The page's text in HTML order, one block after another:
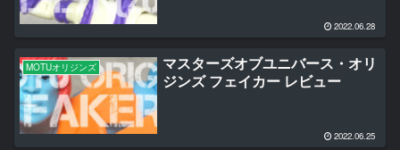
2022.06.28
MOTUオリジンズ
マスターズオブユニバース・オリ
ジンズ フェイカー レビュー
2022.06.25